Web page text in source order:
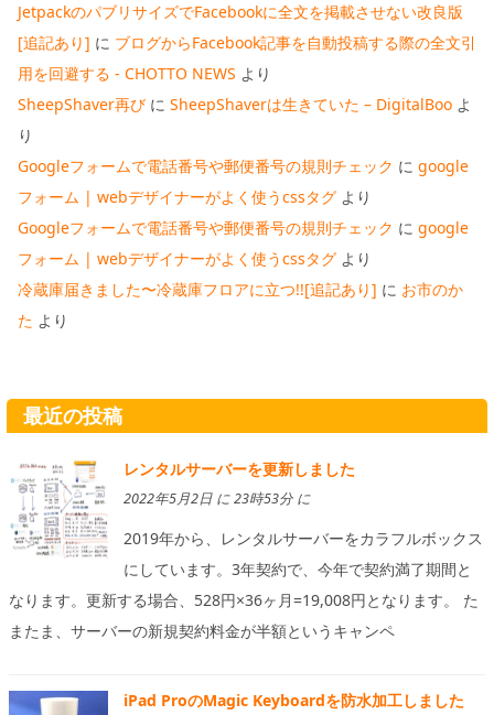
JetpackのパブリサイズでFacebookに全文を掲載させない改良版
[追記あり] に ブログからFacebook記事を自動投稿する際の全文引
用を回避する - CHOTTO NEWS より
SheepShaver再び に SheepShaverは生きていた – DigitalBoo よ
り
Googleフォームで電話番号や郵便番号の規則チェック に google
フォーム | webデザイナーがよく使うcssタグ より
Googleフォームで電話番号や郵便番号の規則チェック に google
フォーム | webデザイナーがよく使うcssタグ より
冷蔵庫届きました〜冷蔵庫フロアに立つ!![追記あり] に お市のか
た より
最近の投稿
レンタルサーバーを更新しました
2022年5月2日 に 23時53分 に
2019年から、レンタルサーバーをカラフルボックス
にしています。3年契約で、今年で契約満了期間と
なります。更新する場合、528円×36ヶ月=19,008円となります。 た
またま、サーバーの新規契約料金が半額というキャンペ
iPad ProのMagic Keyboardを防水加工しました